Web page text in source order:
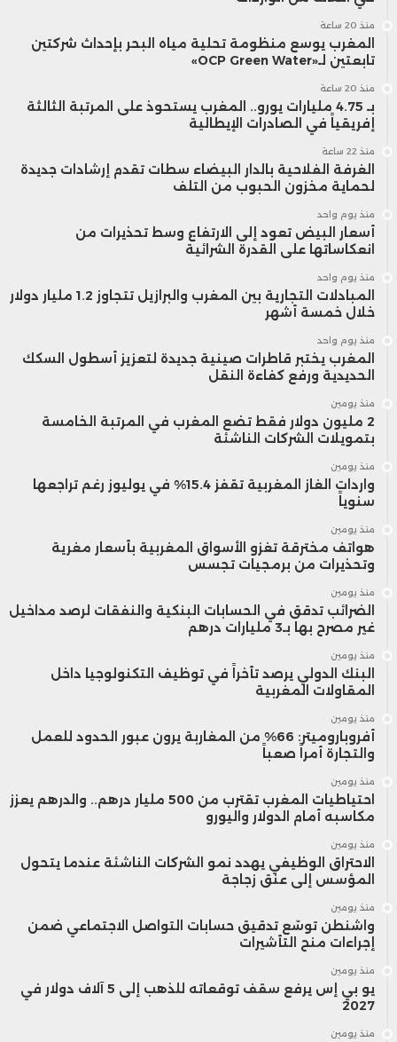
منذ 20 ساعة
المغرب يوسع منظومة تحلية مياه البحر بإحداث شركتين
تابعتين لـ«OCP Green Water»
منذ 20 ساعة
بـ 4.75 مليارات يورو.. المغرب يستحوذ على المرتبة الثالثة
إفريقياً في الصادرات الإيطالية
منذ 22 ساعة
الغرفة الفلاحية بالدار البيضاء سطات تقدم إرشادات جديدة
لحماية مخزون الحبوب من التلف
منذ يوم واحد
أسعار البيض تعود إلى الارتفاع وسط تحذيرات من
انعكاساتها على القدرة الشرائية
منذ يوم واحد
المبادلات التجارية بين المغرب والبرازيل تتجاوز 1.2 مليار دولار
خلال خمسة أشهر
منذ يوم واحد
المغرب يختبر قاطرات صينية جديدة لتعزيز أسطول السكك
الحديدية ورفع كفاءة النقل
منذ يومين
2 مليون دولار فقط تضع المغرب في المرتبة الخامسة
بتمويلات الشركات الناشئة
منذ يومين
واردات الغاز المغربية تقفز 15.4% في يوليوز رغم تراجعها
سنوياً
منذ يومين
هواتف مخترقة تغزو الأسواق المغربية بأسعار مغرية
وتحذيرات من برمجيات تجسس
منذ يومين
الضرائب تدقق في الحسابات البنكية والنفقات لرصد مداخيل
غير مصرح بها بـ3 مليارات درهم
منذ يومين
البنك الدولي يرصد تأخراً في توظيف التكنولوجيا داخل
المقاولات المغربية
منذ يومين
أفروباروميتر: 66% من المغاربة يرون عبور الحدود للعمل
والتجارة أمراً صعباً
منذ يومين
احتياطيات المغرب تقترب من 500 مليار درهم.. والدرهم يعزز
مكاسبه أمام الدولار واليورو
منذ يومين
الاحتراق الوظيفي يهدد نمو الشركات الناشئة عندما يتحول
المؤسس إلى عنق زجاجة
منذ يومين
واشنطن توسّع تدقيق حسابات التواصل الاجتماعي ضمن
إجراءات منح التأشيرات
منذ يومين
يو بي إس يرفع سقف توقعاته للذهب إلى 5 آلاف دولار في
2027
منذ يومين